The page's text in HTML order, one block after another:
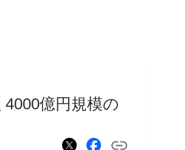
億円規模の